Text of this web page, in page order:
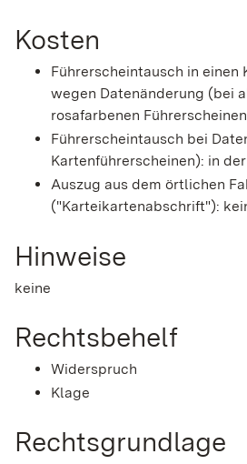
Kosten
Führerscheintausch in einen
wegen Datenänderung (bei
rosafarbenen
Führerscheintausch bei
Kartenführerscheinen): in der
Auszug aus dem örtlichen
("Karteikartenabschrift"):
Hinweise
keine
Rechtsbehelf
Widerspruch
Klage
Rechtsgrundlage